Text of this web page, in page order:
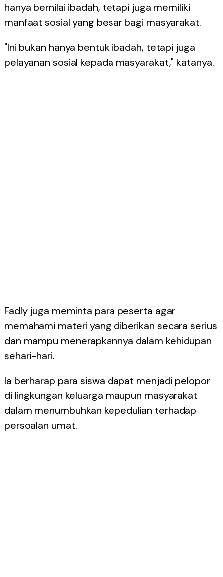
hanya bernilai ibadah, tetapi juga memiliki
manfaat sosial yang besar bagi masyarakat.
"Ini bukan hanya bentuk ibadah, tetapi juga
pelayanan sosial kepada masyarakat," katanya.
Fadly juga meminta para peserta agar
memahami materi yang diberikan secara serius
dan mampu menerapkannya dalam kehidupan
sehari-hari.
Ia berharap para siswa dapat menjadi pelopor
di lingkungan keluarga maupun masyarakat
dalam menumbuhkan kepedulian terhadap
persoalan umat.